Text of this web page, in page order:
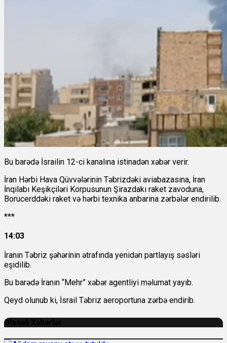
Bu barədə İsrailin 12-ci kanalına istinadən xəbər verir.
İran Hərbi Hava Qüvvələrinin Təbrizdəki aviabazasına, İran
İnqilabı Keşikçiləri Korpusunun Şirazdakı raket zavoduna,
Borucerddəki raket və hərbi texnika anbarına zərbələr endirilib.
***
14:03
İranın Təbriz şəhərinin ətrafında yenidən partlayış səsləri
eşidilib.
Bu barədə İranın “Mehr” xəbər agentliyi məlumat yayıb.
Qeyd olunub ki, İsrail Təbriz aeroportuna zərbə endirib.
Əlaqəli Xəbərlər